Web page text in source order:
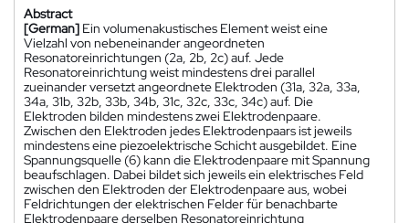
Abstract
[German] Ein volumenakustisches Element weist eine
Vielzahl von nebeneinander angeordneten
Resonatoreinrichtungen (2a, 2b, 2c) auf. Jede
Resonatoreinrichtung weist mindestens drei parallel
zueinander versetzt angeordnete Elektroden (31a, 32a, 33a,
34a, 31b, 32b, 33b, 34b, 31c, 32c, 33c, 34c) auf. Die
Elektroden bilden mindestens zwei Elektrodenpaare.
Zwischen den Elektroden jedes Elektrodenpaars ist jeweils
mindestens eine piezoelektrische Schicht ausgebildet. Eine
Spannungsquelle (6) kann die Elektrodenpaare mit Spannung
beaufschlagen. Dabei bildet sich jeweils ein elektrisches Feld
zwischen den Elektroden der Elektrodenpaare aus, wobei
Feldrichtungen der elektrischen Felder für benachbarte
Elektrodenpaare derselben Resonatoreinrichtung